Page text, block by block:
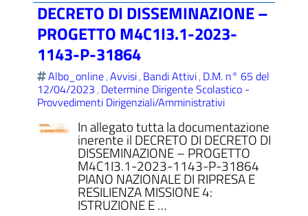
DECRETO DI DISSEMINAZIONE –
PROGETTO M4C1I3.1-2023-
1143-P-31864
Albo_online,Avvisi, Bandi Attivi, D.M. n° 65 del
12/04/2023, Determine Dirigente Scolastico -
Provvedimenti Dirigenziali/Amministrativi
In allegato tutta la documentazione
inerente il DECRETO DI DECRETO DI
DISSEMINAZIONE – PROGETTO
M4C1I3.1-2023-1143-P-31864
PIANO NAZIONALE DI RIPRESA E
RESILIENZA MISSIONE 4:
ISTRUZIONE E …